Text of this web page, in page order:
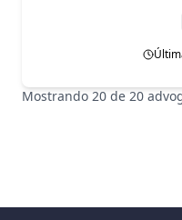
Mostrando 20 de 20